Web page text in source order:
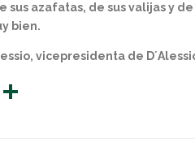
sus azafatas, de sus valijas y
bien.
vicepresidenta de
Email